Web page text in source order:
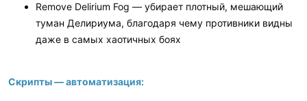
Remove Delirium Fog — убирает плотный, мешающий
туман Делириума, благодаря чему противники видны
даже в самых хаотичных боях
Скрипты — автоматизация: